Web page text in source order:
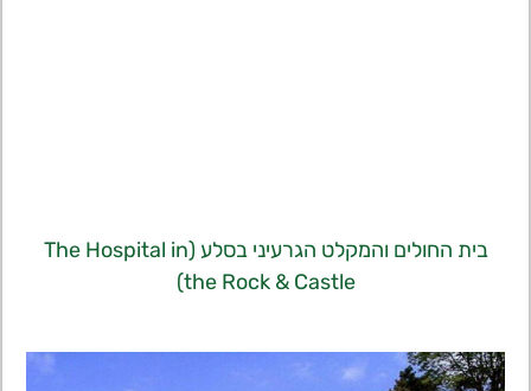
בית החולים והמקלט הגרעיני בסלע (The Hospital in
the Rock & Castle)